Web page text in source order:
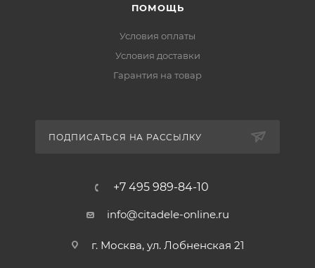
ПОМОЩЬ
Условия оплаты
Условия доставки
Гарантия на товар
ПОДПИСАТЬСЯ НА РАССЫЛКУ
+7 495 989-84-10
info@citadele-online.ru
г. Москва, ул. Лобненская 21